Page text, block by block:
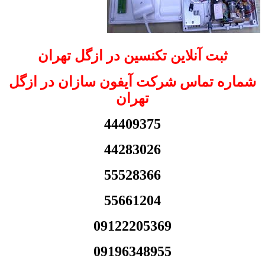
ثبت آنلاین تکنسین در ازگل تهران
شماره تماس شرکت آیفون سازان در ازگل
تهران
44409375
44283026
55528366
55661204
09122205369
09196348955